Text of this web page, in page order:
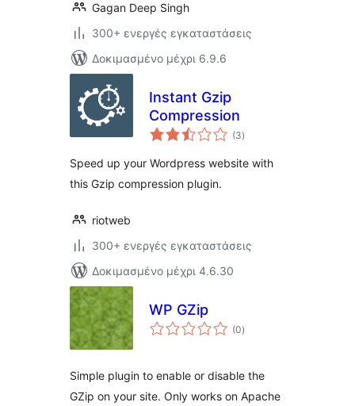
Gagan Deep Singh
300+ ενεργές εγκαταστάσεις
Δοκιμασμένο μέχρι 6.9.6
Instant Gzip
Compression
(3αξιολογήσεις
σύνολο
)
Speed up your Wordpress website with
this Gzip compression plugin.
riotweb
300+ ενεργές εγκαταστάσεις
Δοκιμασμένο μέχρι 4.6.30
WP GZip
(0αξιολογήσεις
σύνολο
)
Simple plugin to enable or disable the
GZip on your site. Only works on Apache